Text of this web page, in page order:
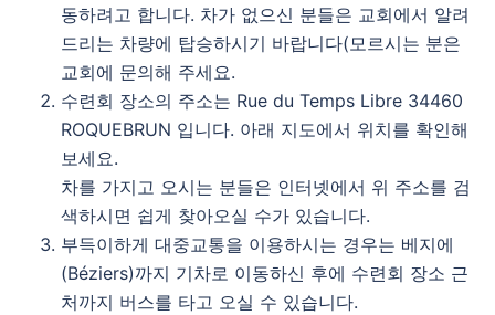
동하려고 합니다. 차가 없으신 분들은 교회에서 알려
드리는 차량에 탑승하시기 바랍니다(모르시는 분은
교회에 문의해 주세요.
수련회 장소의 주소는 Rue du Temps Libre 34460
ROQUEBRUN 입니다. 아래 지도에서 위치를 확인해
보세요.
차를 가지고 오시는 분들은 인터넷에서 위 주소를 검
색하시면 쉽게 찾아오실 수가 있습니다.
부득이하게 대중교통을 이용하시는 경우는 베지에
(Béziers)까지 기차로 이동하신 후에 수련회 장소 근
처까지 버스를 타고 오실 수 있습니다.